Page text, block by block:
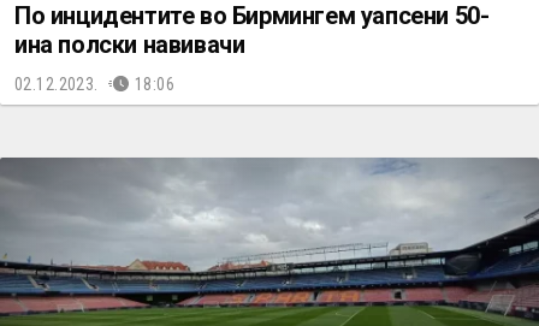
По инцидентите во Бирмингем уапсени 50-
ина полски навивачи
02.12.2023. 18:06